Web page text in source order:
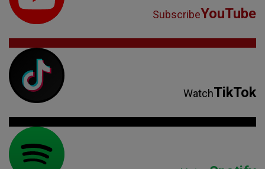
SubscribeYouTube
WatchTikTok